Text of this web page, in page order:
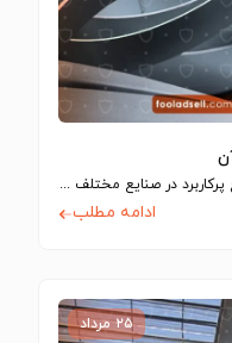
تسمه آهنی یا تسمه فلزی یکی از مقاطع پرکاربرد در صنایع مختلف مانند ساخت…
ادامه مطلب
۲۵ مرداد